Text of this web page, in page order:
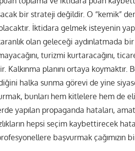
bir strateji değildir. O “kemik”
İktidara gelmek isteyenin
olan geleceği aydınlatmada
turizmi kurtaracağını,
planını ortaya koymaktır.
halka sunma görevi de yine
bunları hem kitlelere hem de
yapılan propaganda hataları,
hepsi seçim kaybettirecek
başvurmak çağımızın